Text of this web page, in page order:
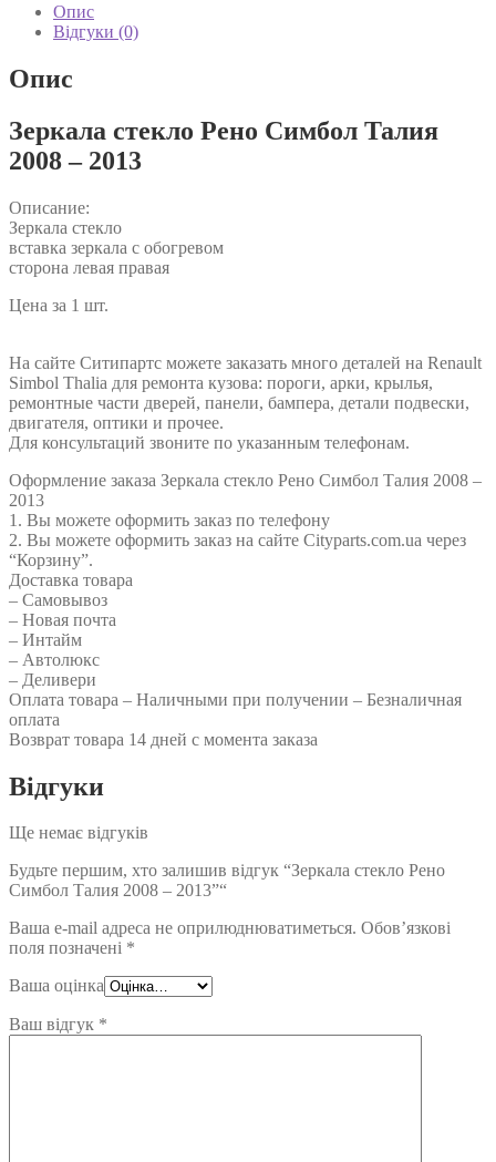
Опис
Відгуки (0)
Опис
Зеркала стекло Рено Симбол Талия
2008 – 2013
Описание:
Зеркала стекло
вставка зеркала с обогревом
сторона левая правая
Цена за 1 шт.
На сайте Ситипартс можете заказать много деталей на Renault
Simbol Thalia для ремонта кузова: пороги, арки, крылья,
ремонтные части дверей, панели, бампера, детали подвески,
двигателя, оптики и прочее.
Для консультаций звоните по указанным телефонам.
Оформление заказа Зеркала стекло Рено Симбол Талия 2008 –
2013
1. Вы можете оформить заказ по телефону
2. Вы можете оформить заказ на сайте Cityparts.com.ua через
“Корзину”.
Доставка товара
– Самовывоз
– Новая почта
– Интайм
– Автолюкс
– Деливери
Оплата товара – Наличными при получении – Безналичная
оплата
Возврат товара 14 дней с момента заказа
Відгуки
Ще немає відгуків
Будьте першим, хто залишив відгук “Зеркала стекло Рено
Симбол Талия 2008 – 2013”“
Ваша e-mail адреса не оприлюднюватиметься. Обов’язкові
поля позначені *
Ваша оцінка
Ваш відгук *